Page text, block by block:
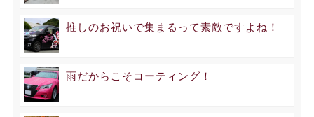
推しのお祝いで集まるって素敵ですよね！
雨だからこそコーティング！